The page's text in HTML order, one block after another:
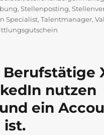
,Stellenposting,
Specialist,Talentmanager,
nutzen
ein